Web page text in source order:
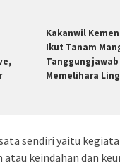
Kakanwil
Ikut Tanam
Tanggungjawab
Memelihara
sendiri yaitu
keindahan dan